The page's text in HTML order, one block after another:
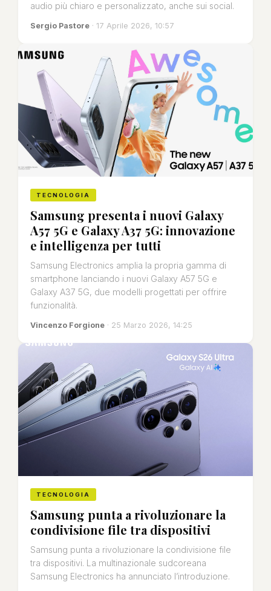
audio più chiaro e personalizzato, anche sui social.
Sergio Pastore · 17 Aprile 2026, 10:57
TECNOLOGIA
Samsung presenta i nuovi Galaxy
A57 5G e Galaxy A37 5G: innovazione
e intelligenza per tutti
Samsung Electronics amplia la propria gamma di
smartphone lanciando i nuovi Galaxy A57 5G e
Galaxy A37 5G, due modelli progettati per offrire
funzionalità.
Vincenzo Forgione · 25 Marzo 2026, 14:25
TECNOLOGIA
Samsung punta a rivoluzionare la
condivisione file tra dispositivi
Samsung punta a rivoluzionare la condivisione file
tra dispositivi. La multinazionale sudcoreana
Samsung Electronics ha annunciato l’introduzione.